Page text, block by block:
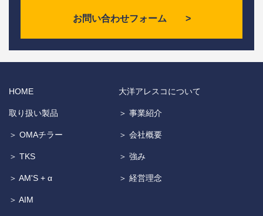
お問い合わせフォーム >
HOME
取り扱い製品
＞ OMAチラー
＞ TKS
＞ AM'S + α
＞ AIM
大洋アレスコについて
＞ 事業紹介
＞ 会社概要
＞ 強み
＞ 経営理念